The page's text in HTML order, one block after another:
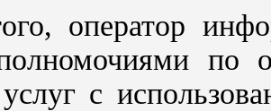
оператор
по
услуг с